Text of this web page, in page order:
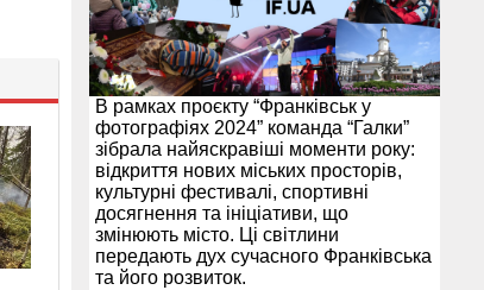
В рамках проєкту “Франківськ у
фотографіях 2024” команда “Галки”
зібрала найяскравіші моменти року:
відкриття нових міських просторів,
культурні фестивалі, спортивні
досягнення та ініціативи, що
змінюють місто. Ці світлини
передають дух сучасного Франківська
та його розвиток.